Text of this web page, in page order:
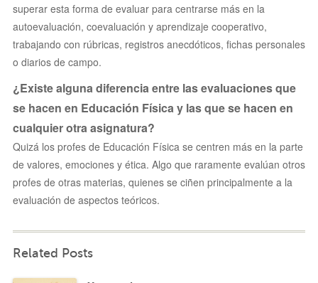
superar esta forma de evaluar para centrarse más en la
autoevaluación, coevaluación y aprendizaje cooperativo,
trabajando con rúbricas, registros anecdóticos, fichas personales
o diarios de campo.
¿Existe alguna diferencia entre las evaluaciones que
se hacen en Educación Física y las que se hacen en
cualquier otra asignatura?
Quizá los profes de Educación Física se centren más en la parte
de valores, emociones y ética. Algo que raramente evalúan otros
profes de otras materias, quienes se ciñen principalmente a la
evaluación de aspectos teóricos.
Related Posts